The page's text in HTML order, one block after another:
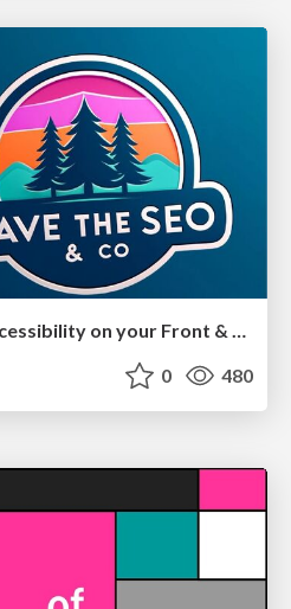
How to audit for AI Accessibility on your Front & Back End
0 480